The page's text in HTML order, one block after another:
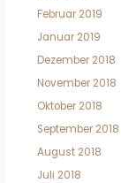
Februar 2019
Januar 2019
Dezember 2018
November 2018
Oktober 2018
September 2018
August 2018
Juli 2018